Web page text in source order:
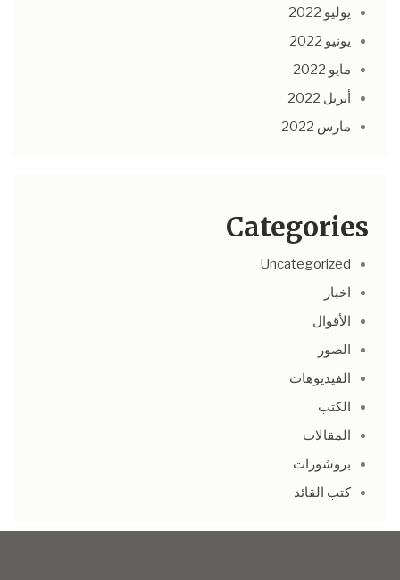
يوليو 2022
يونيو 2022
مايو 2022
أبريل 2022
مارس 2022
Categories
Uncategorized
اخبار
الأقوال
الصور
الفيديوهات
الكتب
المقالات
بروشورات
كتب القائد